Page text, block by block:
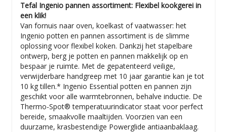
Tefal Ingenio pannen assortiment: Flexibel kookgerei in
een klik!
Van fornuis naar oven, koelkast of vaatwasser: het
Ingenio potten en pannen assortiment is de slimme
oplossing voor flexibel koken. Dankzij het stapelbare
ontwerp, berg je potten en pannen makkelijk op en
bespaar je ruimte. Met de gepatenteerd veilige,
verwijderbare handgreep met 10 jaar garantie kan je tot
10 kg tillen.* Ingenio Essential potten en pannen zijn
geschikt voor alle warmtebronnen, behalve inductie. De
Thermo-Spot® temperatuurindicator staat voor perfect
bereide, smaakvolle maaltijden. Voorzien van een
duurzame, krasbestendige Powerglide antiaanbaklaag.